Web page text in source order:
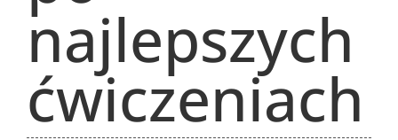
najlepszych
ćwiczeniach